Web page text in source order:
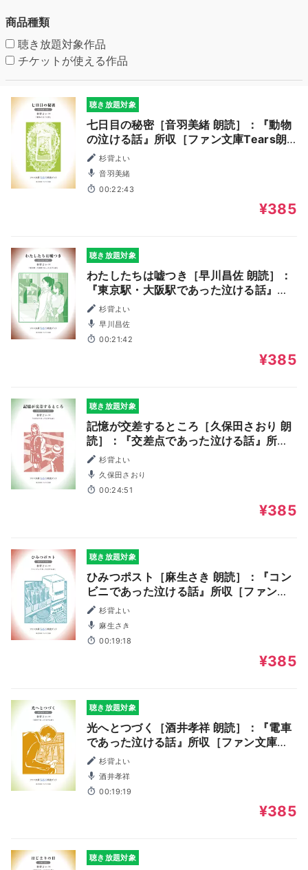
商品種類
聴き放題対象作品
チケットが使える作品
聴き放題対象
七日目の秘密［音羽美緒 朗読］：『動物
の泣ける話』所収［ファン文庫Tears朗
読ブック］
杉背よい
音羽美緒
00:22:43
¥385
聴き放題対象
わたしたちは嘘つき［早川昌佐 朗読］：
『東京駅・大阪駅であった泣ける話』所
収［ファン文庫Tears朗読ブック］
杉背よい
早川昌佐
00:21:42
¥385
聴き放題対象
記憶が交差するところ［久保田さおり 朗
読］：『交差点であった泣ける話』所収
［ファン文庫Tears朗読ブック］
杉背よい
久保田さおり
00:24:51
¥385
聴き放題対象
ひみつポスト［麻生さき 朗読］：『コン
ビニであった泣ける話』所収［ファン文
庫Tears朗読ブック］
杉背よい
麻生さき
00:19:18
¥385
聴き放題対象
光へとつづく［酒井孝祥 朗読］：『電車
であった泣ける話』所収［ファン文庫
Tears朗読ブック］
杉背よい
酒井孝祥
00:19:19
¥385
聴き放題対象